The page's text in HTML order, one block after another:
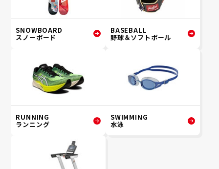
SNOWBOARD
スノーボード
BASEBALL
野球＆ソフトボール
RUNNING
ランニング
SWIMMING
水泳